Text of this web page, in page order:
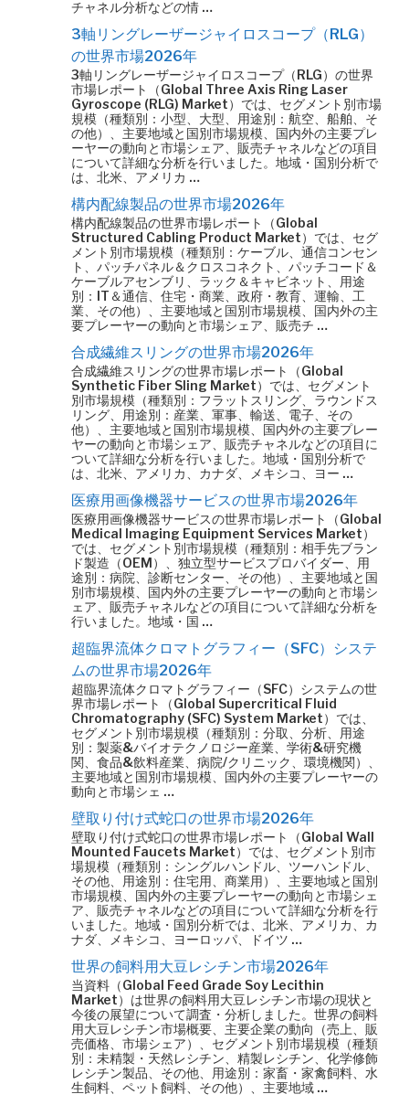
チャネル分析などの情 …
3軸リングレーザージャイロスコープ（RLG）
の世界市場2026年
3軸リングレーザージャイロスコープ（RLG）の世界
市場レポート（Global Three Axis Ring Laser
Gyroscope (RLG) Market）では、セグメント別市場
規模（種類別：小型、大型、用途別：航空、船舶、そ
の他）、主要地域と国別市場規模、国内外の主要プレ
ーヤーの動向と市場シェア、販売チャネルなどの項目
について詳細な分析を行いました。地域・国別分析で
は、北米、アメリカ …
構内配線製品の世界市場2026年
構内配線製品の世界市場レポート（Global
Structured Cabling Product Market）では、セグ
メント別市場規模（種類別：ケーブル、通信コンセン
ト、パッチパネル＆クロスコネクト、パッチコード＆
ケーブルアセンブリ、ラック＆キャビネット、用途
別：IT＆通信、住宅・商業、政府・教育、運輸、工
業、その他）、主要地域と国別市場規模、国内外の主
要プレーヤーの動向と市場シェア、販売チ …
合成繊維スリングの世界市場2026年
合成繊維スリングの世界市場レポート（Global
Synthetic Fiber Sling Market）では、セグメント
別市場規模（種類別：フラットスリング、ラウンドス
リング、用途別：産業、軍事、輸送、電子、その
他）、主要地域と国別市場規模、国内外の主要プレー
ヤーの動向と市場シェア、販売チャネルなどの項目に
ついて詳細な分析を行いました。地域・国別分析で
は、北米、アメリカ、カナダ、メキシコ、ヨー …
医療用画像機器サービスの世界市場2026年
医療用画像機器サービスの世界市場レポート（Global
Medical Imaging Equipment Services Market）
では、セグメント別市場規模（種類別：相手先ブラン
ド製造（OEM）、独立型サービスプロバイダー、用
途別：病院、診断センター、その他）、主要地域と国
別市場規模、国内外の主要プレーヤーの動向と市場シ
ェア、販売チャネルなどの項目について詳細な分析を
行いました。地域・国 …
超臨界流体クロマトグラフィー（SFC）システ
ムの世界市場2026年
超臨界流体クロマトグラフィー（SFC）システムの世
界市場レポート（Global Supercritical Fluid
Chromatography (SFC) System Market）では、
セグメント別市場規模（種類別：分取、分析、用途
別：製薬&バイオテクノロジー産業、学術&研究機
関、食品&飲料産業、病院/クリニック、環境機関）、
主要地域と国別市場規模、国内外の主要プレーヤーの
動向と市場シェ …
壁取り付け式蛇口の世界市場2026年
壁取り付け式蛇口の世界市場レポート（Global Wall
Mounted Faucets Market）では、セグメント別市
場規模（種類別：シングルハンドル、ツーハンドル、
その他、用途別：住宅用、商業用）、主要地域と国別
市場規模、国内外の主要プレーヤーの動向と市場シェ
ア、販売チャネルなどの項目について詳細な分析を行
いました。地域・国別分析では、北米、アメリカ、カ
ナダ、メキシコ、ヨーロッパ、ドイツ …
世界の飼料用大豆レシチン市場2026年
当資料（Global Feed Grade Soy Lecithin
Market）は世界の飼料用大豆レシチン市場の現状と
今後の展望について調査・分析しました。世界の飼料
用大豆レシチン市場概要、主要企業の動向（売上、販
売価格、市場シェア）、セグメント別市場規模（種類
別：未精製・天然レシチン、精製レシチン、化学修飾
レシチン製品、その他、用途別：家畜・家禽飼料、水
生飼料、ペット飼料、その他）、主要地域 …